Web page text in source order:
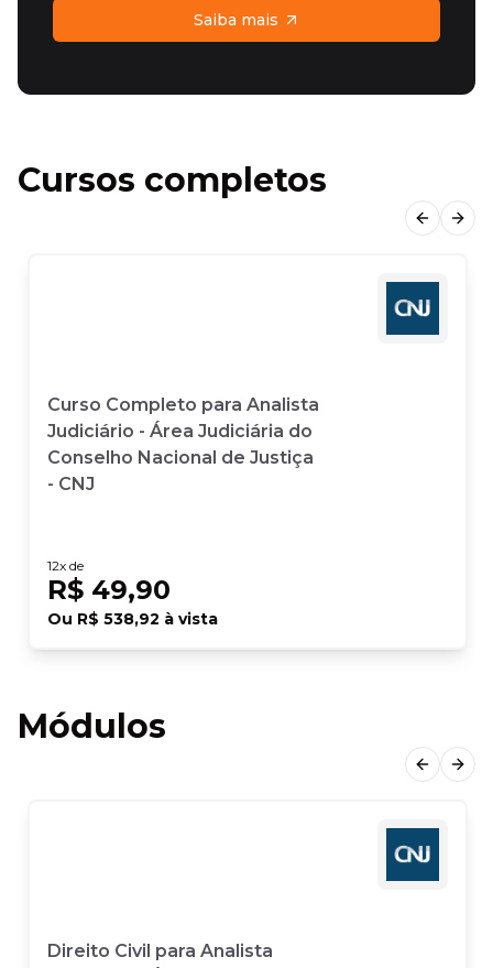
Saiba mais
Cursos completos
Curso Completo para Analista
Judiciário - Área Judiciária do
Conselho Nacional de Justiça
- CNJ
12x de
R$ 49,90
Ou R$ 538,92 à vista
Módulos
Direito Civil para Analista